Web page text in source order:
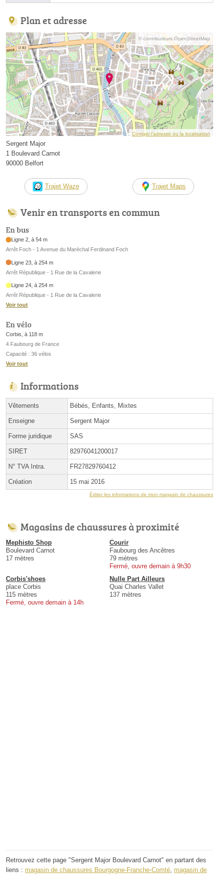
Plan et adresse
© contributeurs OpenStreetMap
Corriger l’adresse ou la localisation
Sergent Major
1 Boulevard Carnot
90000 Belfort
Trajet Waze Trajet Maps
Venir en transports en commun
En bus
Ligne 2, à 54 m
Arrêt Foch - 1 Avenue du Maréchal Ferdinand Foch
Ligne 23, à 254 m
Arrêt République - 1 Rue de la Cavalerie
Ligne 24, à 254 m
Arrêt République - 1 Rue de la Cavalerie
Voir tout
En vélo
Corbis, à 118 m
4 Faubourg de France
Capacité : 36 vélos
Voir tout
Informations
Vêtements Bébés, Enfants, Mixtes
Enseigne Sergent Major
Forme juridique SAS
SIRET 82976041200017
N° TVA Intra. FR27829760412
Création 15 mai 2016
Éditer les informations de mon magasin de chaussures
Magasins de chaussures à proximité
Mephisto Shop
Boulevard Carnot
17 mètres
Courir
Faubourg des Ancêtres
79 mètres
Fermé, ouvre demain à 9h30
Corbis'shoes
place Corbis
115 mètres
Fermé, ouvre demain à 14h
Nulle Part Ailleurs
Quai Charles Vallet
137 mètres
Retrouvez cette page "Sergent Major Boulevard Carnot" en partant des
liens : magasin de chaussures Bourgogne-Franche-Comté magasin de